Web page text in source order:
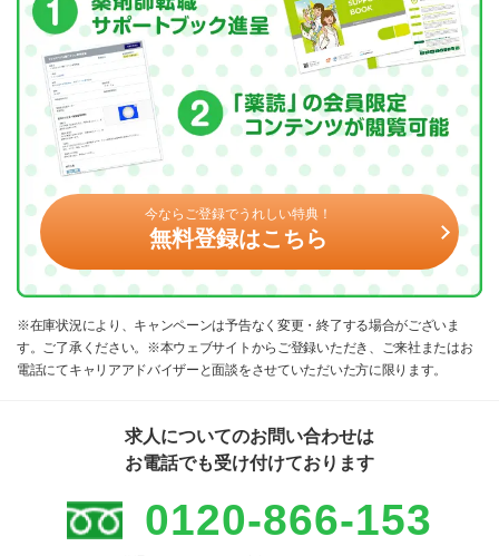
今ならご登録でうれしい特典！
無料登録はこちら
※在庫状況により、キャンペーンは予告なく変更・終了する場合がございま
す。ご了承ください。※本ウェブサイトからご登録いただき、ご来社またはお
電話にてキャリアアドバイザーと面談をさせていただいた方に限ります。
求人についてのお問い合わせは
お電話でも受け付けております
0120-866-153